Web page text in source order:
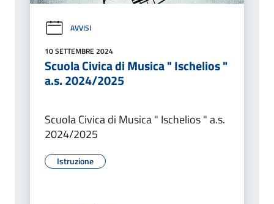
AVVISI
10 SETTEMBRE 2024
Scuola Civica di Musica " Ischelios "
a.s. 2024/2025
Scuola Civica di Musica " Ischelios " a.s.
2024/2025
Istruzione